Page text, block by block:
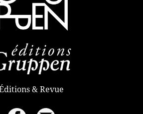
& Revue